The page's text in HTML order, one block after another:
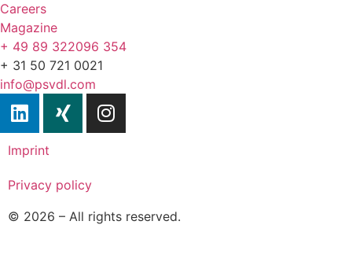
Careers
Magazine
+ 49 89 322096 354
+ 31 50 721 0021
info@psvdl.com
© 2026 – All rights reserved.
Privacy policy
Imprint